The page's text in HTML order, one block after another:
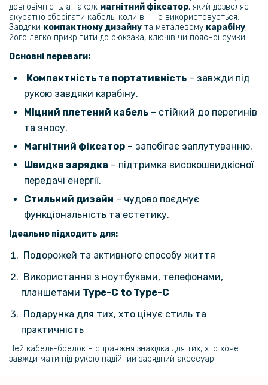
довговічність, а також магнітний фіксатор, який дозволяє
акуратно зберігати кабель, коли він не використовується.
Завдяки компактному дизайну та металевому карабіну,
його легко прикріпити до рюкзака, ключів чи поясної сумки.
Основні переваги:
Компактність та портативність – завжди під
рукою завдяки карабіну.
Міцний плетений кабель – стійкий до перегинів
та зносу.
Магнітний фіксатор – запобігає заплутуванню.
Швидка зарядка – підтримка високошвидкісної
передачі енергії.
Стильний дизайн – чудово поєднує
функціональність та естетику.
Ідеально підходить для:
Подорожей та активного способу життя
Використання з ноутбуками, телефонами,
планшетами Type-C to Type-С
Подарунка для тих, хто цінує стиль та
практичність
Цей кабель-брелок – справжня знахідка для тих, хто хоче
завжди мати під рукою надійний зарядний аксесуар!